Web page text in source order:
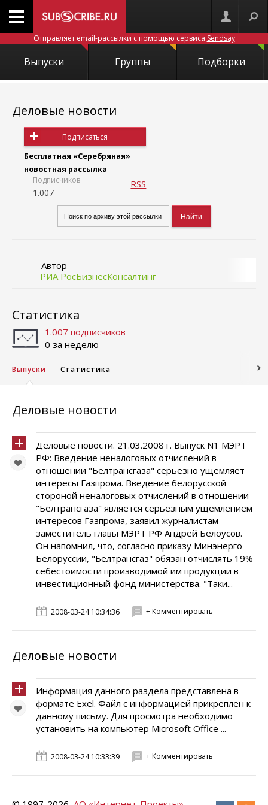
Отправляет email-рассылки с помощью сервиса Sendsay
Выпуски Группы Подборки
Деловые новости
Подписаться
Бесплатная «Серебряная»
новостная рассылка
Подписчиков
1.007
RSS
Автор
РИА РосБизнесКонсалтинг
Статистика
1.007 подписчиков
0 за неделю
Выпуски Статистика
Деловые новости
Деловые новости. 21.03.2008 г. Выпуск N1 МЭРТ
РФ: Введение неналоговых отчислений в
отношении "Белтрансгаза" серьезно ущемляет
интересы Газпрома. Введение белорусской
стороной неналоговых отчислений в отношении
"Белтрансгаза" является серьезным ущемлением
интересов Газпрома, заявил журналистам
заместитель главы МЭРТ РФ Андрей Белоусов.
Он напомнил, что, согласно приказу Минэнерго
Белоруссии, "Белтрансгаз" обязан отчислять 19%
себестоимости производимой им продукции в
инвестиционный фонд министерства. "Таки...
2008-03-24 10:34:36 + Комментировать
Деловые новости
Информация данного раздела представлена в
формате Exel. Файл с информацией прикреплен к
данному письму. Для просмотра необходимо
установить на компьютер Microsoft Office ...
2008-03-24 10:33:39 + Комментировать